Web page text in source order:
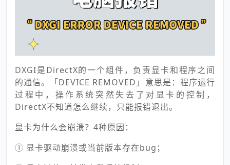
DXGI是DirectX的一个组件，负责显卡和程序之间
的通信。「DEVICE REMOVED」意思是：程序运行
过程中，操作系统突然失去了对显卡的控制，
DirectX不知道怎么继续，只能报错退出。
显卡为什么会崩溃？4种原因：
① 显卡驱动崩溃或当前版本存在bug；